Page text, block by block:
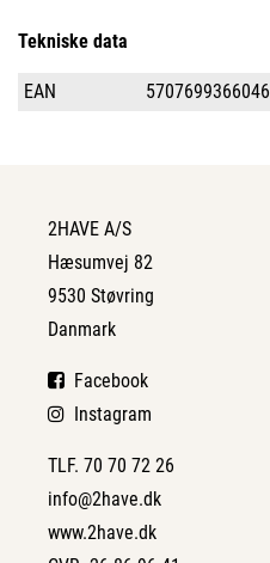
Tekniske data
EAN 5707699366046
2HAVE A/S
Hæsumvej 82
9530 Støvring
Danmark
Facebook
Instagram
TLF. 70 70 72 26
info@2have.dk
www.2have.dk